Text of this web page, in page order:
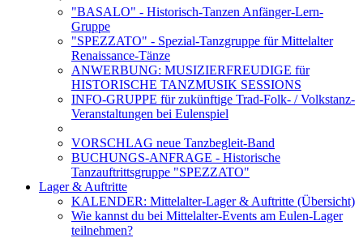
"BASALO" - Historisch-Tanzen Anfänger-Lern-
Gruppe
"SPEZZATO" - Spezial-Tanzgruppe für Mittelalter
Renaissance-Tänze
ANWERBUNG: MUSIZIERFREUDIGE für
HISTORISCHE TANZMUSIK SESSIONS
INFO-GRUPPE für zukünftige Trad-Folk- / Volkstanz-
Veranstaltungen bei Eulenspiel
VORSCHLAG neue Tanzbegleit-Band
BUCHUNGS-ANFRAGE - Historische
Tanzauftrittsgruppe "SPEZZATO"
Lager & Auftritte
KALENDER: Mittelalter-Lager & Auftritte (Übersicht)
Wie kannst du bei Mittelalter-Events am Eulen-Lager
teilnehmen?